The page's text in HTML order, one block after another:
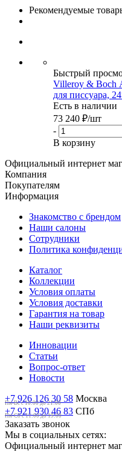
Рекомендуемые
Быстрый
Villeroy & Boch
для писсуара,
Есть в наличии
73 240 ₽/шт
-
В корзину
Официальный интернет
Компания
Покупателям
Информация
Знакомство с брендом
Наши салоны
Сотрудники
Политика
Каталог
Коллекции
Условия оплаты
Условия доставки
Гарантия на товар
Наши реквизиты
Инновации
Статьи
Вопрос-ответ
Новости
+7 926 126 30 58 Москва
Пн-Вс с 10:00 до 21:00
+7 921 930 46 83 СПб
Пн-Сб c 11:00 до 19:00
Заказать звонок
Мы в социальных сетях:
Официальный интернет